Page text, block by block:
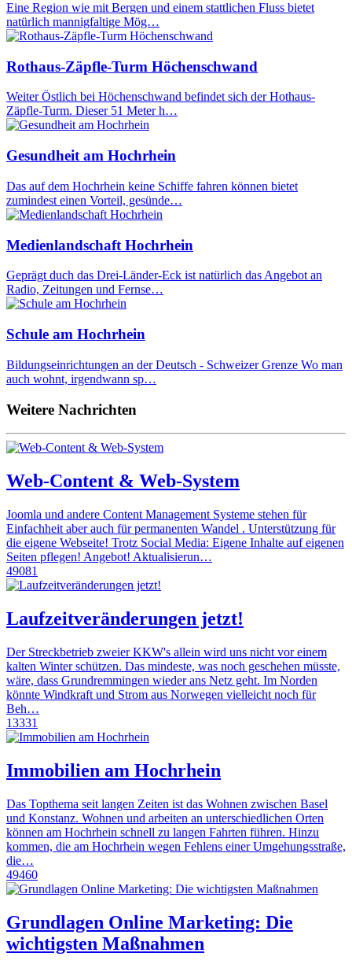
Eine Region wie mit Bergen und einem stattlichen Fluss bietet
natürlich mannigfaltige Mög…
Rothaus-Zäpfle-Turm Höchenschwand
Weiter Östlich bei Höchenschwand befindet sich der Hothaus-
Zäpfle-Turm. Dieser 51 Meter h…
Gesundheit am Hochrhein
Das auf dem Hochrhein keine Schiffe fahren können bietet
zumindest einen Vorteil, gesünde…
Medienlandschaft Hochrhein
Geprägt duch das Drei-Länder-Eck ist natürlich das Angebot an
Radio, Zeitungen und Fernse…
Schule am Hochrhein
Bildungseinrichtungen an der Deutsch - Schweizer Grenze Wo man
auch wohnt, irgendwann sp…
Weitere Nachrichten
Web-Content & Web-System
Joomla und andere Content Management Systeme stehen für
Einfachheit aber auch für permanenten Wandel . Unterstützung für
die eigene Webseite! Trotz Social Media: Eigene Inhalte auf eigenen
Seiten pflegen! Angebot! Aktualisierun…
49081
Laufzeitveränderungen jetzt!
Der Streckbetrieb zweier KKW's allein wird uns nicht vor einem
kalten Winter schützen. Das mindeste, was noch geschehen müsste,
wäre, dass Grundremmingen wieder ans Netz geht. Im Norden
könnte Windkraft und Strom aus Norwegen vielleicht noch für
Beh…
13331
Immobilien am Hochrhein
Das Topthema seit langen Zeiten ist das Wohnen zwischen Basel
und Konstanz. Wohnen und arbeiten an unterschiedlichen Orten
können am Hochrhein schnell zu langen Fahrten führen. Hinzu
kommen, die am Hochrhein wegen Fehlens einer Umgehungsstraße,
die…
49460
Grundlagen Online Marketing: Die
wichtigsten Maßnahmen